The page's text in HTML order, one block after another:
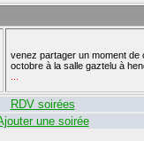
venez partager un moment de
octobre à la salle gaztelu à
RDV soirées
une soirée